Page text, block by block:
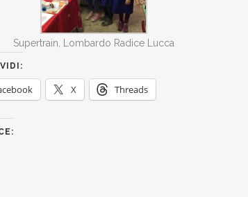
Supertrain, Lombardo Radice Lucca
X Threads